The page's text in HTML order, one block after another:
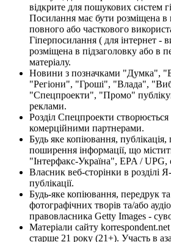
відкрите для пошукових систем
Посилання має бути розміщена в
повного або часткового
Гіперпосилання ( для інтернет -
розміщена в підзаголовку або в
матеріалу.
Новини з позначками "Думка",
"Регіони", "Гроші", "Влада",
"Спецпроекти", "Промо"
реклами.
Розділ Спецпроекти створюється
комерційними партнерами.
Будь яке копіювання,
поширення інформації, що
"Інтерфакс-Україна", EPA / UPG,
Власник веб-сторінки в розділі
публікації.
Будь-яке копіювання, передрук
фотографічних творів та/або
правовласника Getty Images -
Матеріали сайту korrespondent.net
старше 21 року (21+). Участь в